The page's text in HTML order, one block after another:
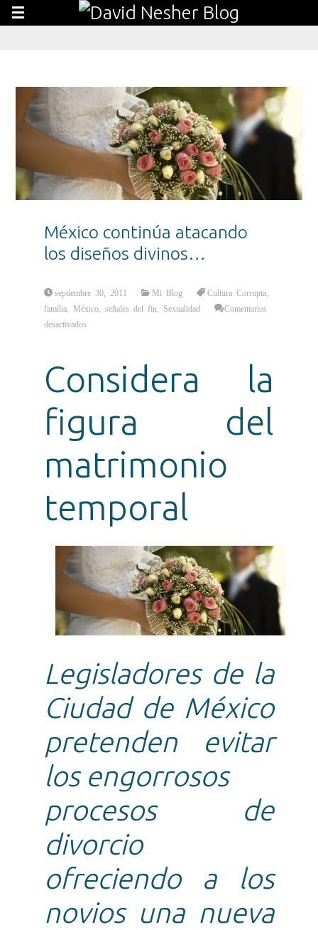
México continúa atacando
los diseños divinos…
septiembre 30, 2011 Mi Blog Cultura Corrupta
familia
México ,señales del fin Sexualidad
Comentarios
desactivados
divinos…
Considera la
figura del
matrimonio
temporal
Legisladores de la
Ciudad de México
pretenden evitar
los engorrosos
procesos de
divorcio
ofreciendo a los
novios una nueva